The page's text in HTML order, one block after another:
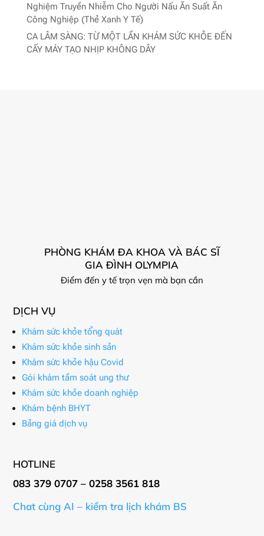
Nghiệm Truyền Nhiễm Cho Người Nấu Ăn Suất Ăn
Công Nghiệp (Thẻ Xanh Y Tế)
CA LÂM SÀNG: TỪ MỘT LẦN KHÁM SỨC KHỎE ĐẾN
CẤY MÁY TẠO NHỊP KHÔNG DÂY
PHÒNG KHÁM ĐA KHOA VÀ BÁC SĨ
GIA ĐÌNH OLYMPIA
Điểm đến y tế trọn vẹn mà bạn cần
DỊCH VỤ
Khám sức khỏe tổng quát
Khám sức khỏe sinh sản
Khám sức khỏe hậu Covid
Gói khám tầm soát ung thư
Khám sức khỏe doanh nghiệp
Khám bệnh BHYT
Bảng giá dịch vụ
HOTLINE
083 379 0707 – 0258 3561 818
Chat cùng AI – kiểm tra lịch khám BS